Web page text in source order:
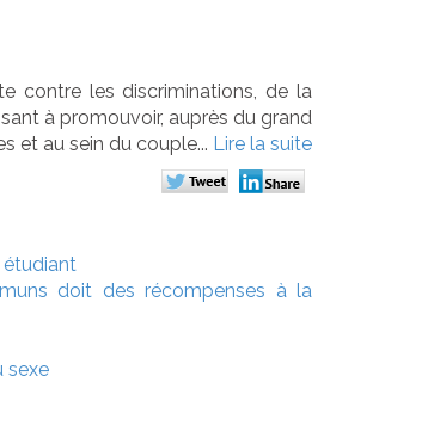
contre les discriminations, de la
à promouvoir, auprès du grand
et au sein du couple... Lire la suite
étudiant
doit des récompenses à la
sexe